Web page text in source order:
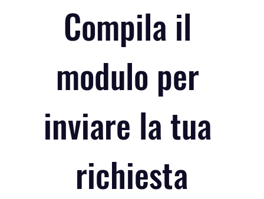
Compila il
modulo per
inviare la tua
richiesta